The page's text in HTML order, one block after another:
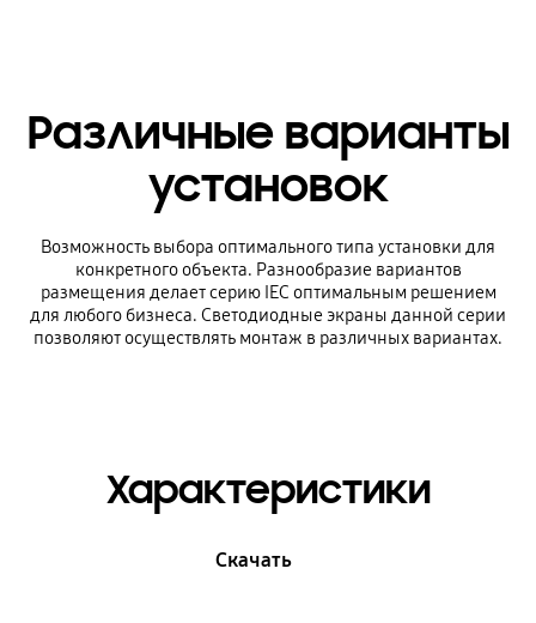
Различные варианты
установок
Возможность выбора оптимального типа установки для
конкретного объекта. Разнообразие вариантов
размещения делает серию IEC оптимальным решением
для любого бизнеса. Светодиодные экраны данной серии
позволяют осуществлять монтаж в различных вариантах.
Характеристики
Скачать